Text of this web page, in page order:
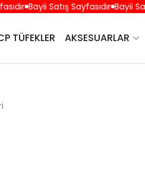
Bayii Satış Sayfasıdır Bayii Satış
TÜFEKLER AKSESUARLAR